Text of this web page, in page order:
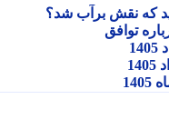
نقش برآب شد؟
توافق